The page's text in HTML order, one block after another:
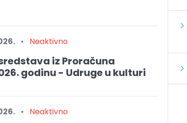
• Neaktivno
iz Proračuna
godinu - Udruge u kulturi
• Neaktivno